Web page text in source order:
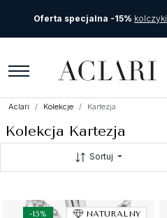
Oferta specjalna -15% kolczyki
Aclari Kolekcje Kartezja
Kolekcja Kartezja
Sortuj
-15% NATURALNY